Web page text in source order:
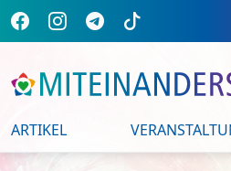
ARTIKEL